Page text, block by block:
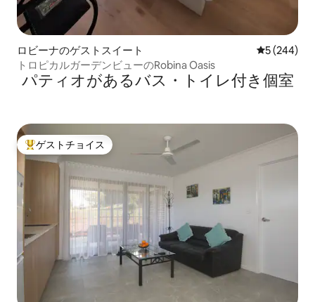
ロビーナのゲストスイート レビュー
5 (244)
トロピカルガーデンビューのRobina Oasis
パティオがあるバス・トイレ付き個室
大好評のゲストチョイスです。
ゲストチョイス